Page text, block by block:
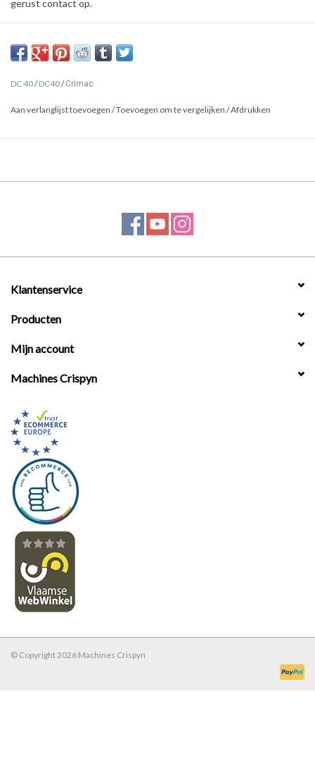
gerust contact op.
DC 40/DC40/Crimac
Aan verlanglijst toevoegen /Toevoegen om te vergelijken /Afdrukken
Klantenservice
Producten
Mijn account
Machines Crispyn
© Copyright 2026 Machines Crispyn